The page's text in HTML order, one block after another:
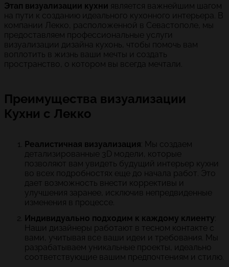
Этап визуализации кухни является важнейшим шагом
на пути к созданию идеального кухонного интерьера. В
компании Лекко, расположенной в Севастополе, мы
предоставляем профессиональные услуги
визуализации дизайна кухонь, чтобы помочь вам
воплотить в жизнь ваши мечты и создать
пространство, о котором вы всегда мечтали.
Преимущества визуализации
Кухни с Лекко
Реалистичная визуализация: Мы создаем
детализированные 3D модели, которые
позволяют вам увидеть будущий интерьер кухни
во всех подробностях еще до начала работ. Это
дает возможность внести коррективы и
улучшения заранее, исключив непредвиденные
изменения в процессе.
Индивидуально подходим к каждому клиенту:
Наши дизайнеры работают в тесном контакте с
вами, учитывая все ваши идеи и требования. Мы
разрабатываем уникальные проекты, идеально
соответствующие вашим предпочтениям и стилю.